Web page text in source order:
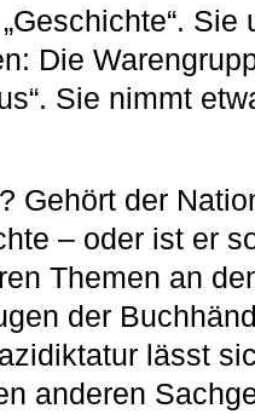
Die
Sie nimmt
Gehört der
– oder ist er
Themen an
der
lässt
anderen